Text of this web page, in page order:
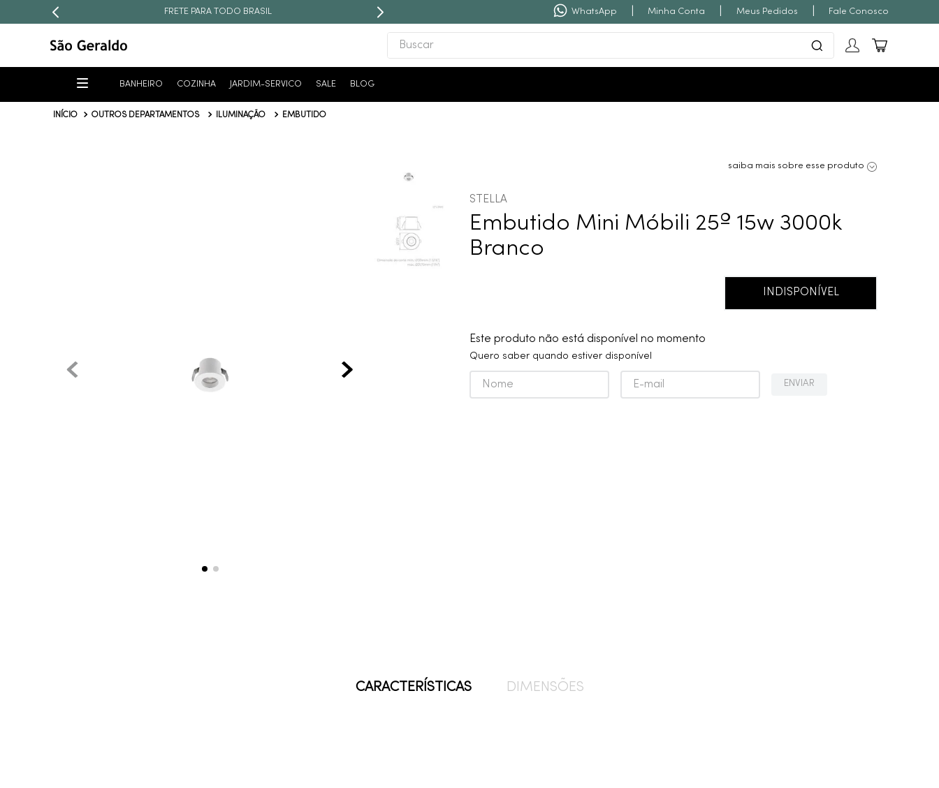
FRETE PARA TODO BRASIL WhatsApp Minha Conta Meus Pedidos Fale Conosco
Buscar
BANHEIRO COZINHA JARDIM-SERVICO SALE BLOG
OUTROS DEPARTAMENTOS ILUMINAÇÃO EMBUTIDO
saiba mais sobre esse produto
STELLA
Embutido Mini Móbili 25º 15w 3000k
Branco
INDISPONÍVEL
Este produto não está disponível no momento
Quero saber quando estiver disponível
ENVIAR
CARACTERÍSTICAS DIMENSÕES
atlas
red gold
8º
black matte